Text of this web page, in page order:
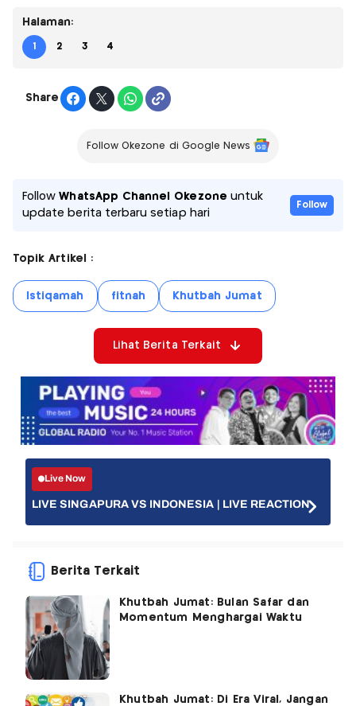
Halaman:
1 2 3 4
Share
Follow Okezone di Google News
FollowWhatsApp Channel Okezone untuk
update berita terbaru setiap hari
Follow
Topik Artikel :
Istiqamah fitnah Khutbah Jumat
Lihat Berita Terkait
Live Now
LIVE SINGAPURA VS INDONESIA | LIVE REACTION
Berita Terkait
Khutbah Jumat: Bulan Safar dan
Momentum Menghargai Waktu
Khutbah Jumat: Di Era Viral, Jangan